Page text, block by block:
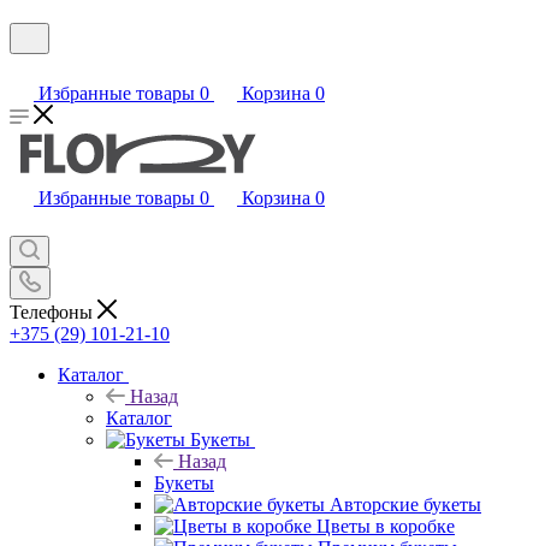
Избранные товары 0 Корзина 0
Избранные товары 0 Корзина 0
Телефоны
+375 (29) 101-21-10
Каталог
Назад
Каталог
Букеты
Назад
Букеты
Авторские букеты
Цветы в коробке